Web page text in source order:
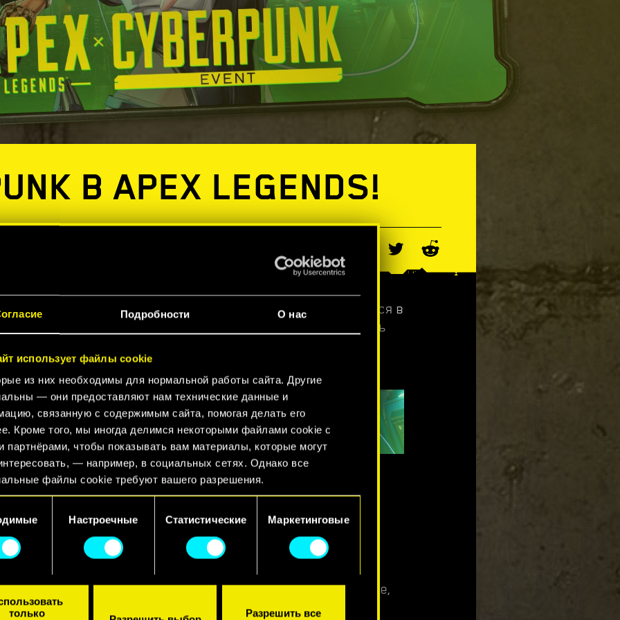
Подробности О нас
использует файлы cookie
из них необходимы для нормальной работы сайта. Другие
— они предоставляют нам технические данные и
связанную с содержимым сайта, помогая делать его
Кроме того, мы иногда делимся некоторыми файлами cookie с
партнёрами, чтобы показывать вам материалы, которые могут
— например, в социальных сетях. Однако все
файлы cookie требуют вашего разрешения.
информацию о том, как мы используем ваши файлы
и изменить связанные с ними параметры можно в меню
ниже.
Настроечные Статистические Маркетинговые
только
Разрешить все
В APEX LEGENDS!
город! Cyberpunk 2077 и Cyberpunk: Edgerunners врываются в
от Respawn Entertainment. «Квартал Электро» станет чуть
Найт-Сити, а в игре появятся новая косметика и другие
миром игры и аниме от CD PROJEKT RED.
к одну из легенд Найт-Сити и отправляйтесь в «Квартал
залиты неоном, а всюду висят билборды корпораций.
используя новые импланты, среди которых будет и
берегитесь киберпсихоза!
Да, ваше самое любимое оружие из Cyberpunk 2077
мире Apex Legends. Два режима для вас — все, кто играл в
знают, какие именно. Так что готовьтесь. Вы не раз услышите,
игру (и говорит вам, какое же вы чудовище).